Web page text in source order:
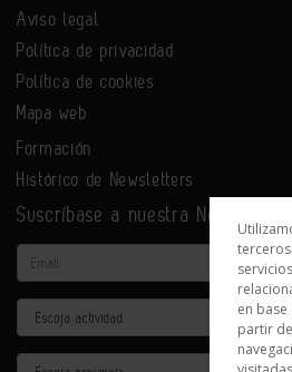
Aviso legal
Política de privacidad
Política de cookies
Mapa web
Formación
Histórico de Newsletters
Suscríbase a nuestra Newsletter
Email
Actividad
Provincia
en
partir